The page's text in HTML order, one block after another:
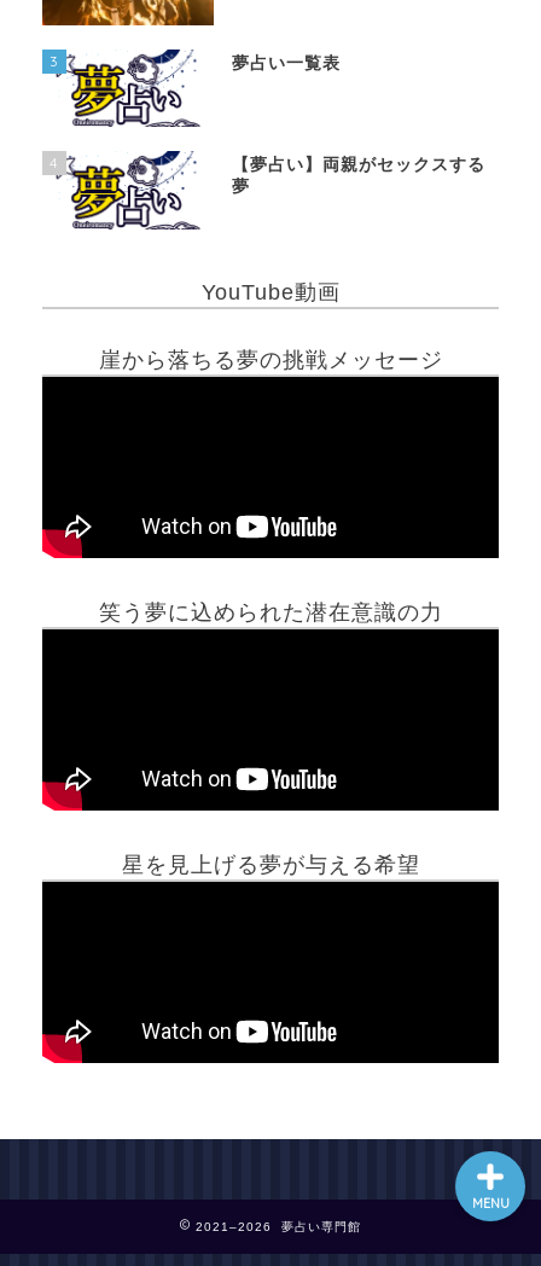
3 夢占い一覧表
4
【夢占い】両親がセックスする
夢
YouTube動画
崖から落ちる夢の挑戦メッセージ
笑う夢に込められた潜在意識の力
星を見上げる夢が与える希望
2021–2026 夢占い専門館
MENU
ホーム
最新記事動画